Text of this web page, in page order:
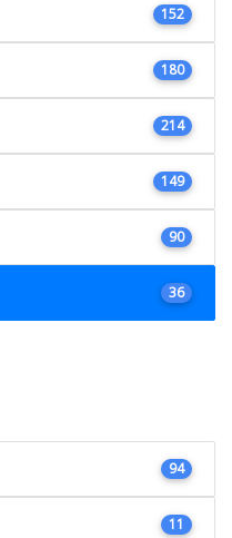
152
180
214
149
90
36
94
11